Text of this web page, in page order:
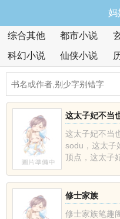
妈
综合其他 都市小说
科幻小说
仙侠小说
这太子妃不当
这太子妃不当
sodu，这太子
顶点，这太子
修士家族
修士家族笔趣